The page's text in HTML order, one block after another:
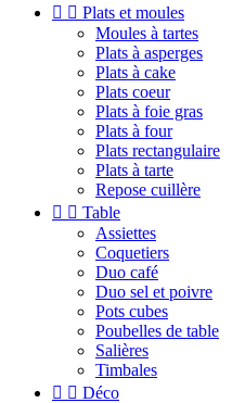
  Plats et moules
Moules à tartes
Plats à asperges
Plats à cake
Plats coeur
Plats à foie gras
Plats à four
Plats rectangulaire
Plats à tarte
Repose cuillère
  Table
Assiettes
Coquetiers
Duo café
Duo sel et poivre
Pots cubes
Poubelles de table
Salières
Timbales
  Déco